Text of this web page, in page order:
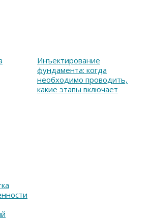
Инъектирование
фундамента: когда
необходимо проводить,
какие этапы включает